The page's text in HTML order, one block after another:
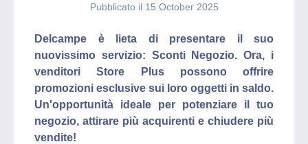
Pubblicato il 15 October 2025
Delcampe è lieta di presentare il suo
nuovissimo servizio: Sconti Negozio. Ora, i
venditori Store Plus possono offrire
promozioni esclusive sui loro oggetti in saldo.
Un'opportunità ideale per potenziare il tuo
negozio, attirare più acquirenti e chiudere più
vendite!